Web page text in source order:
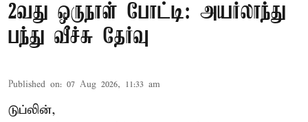
2வது ஒருநாள் போட்டி: அயர்லாந்து
பந்து வீச்சு தேர்வு
Published on: 07 Aug 2026, 11:33 am
டுப்லின்,